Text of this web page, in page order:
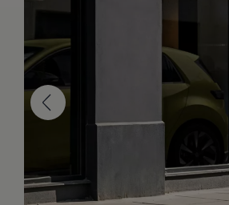
de neumáticos UE - Volkswagen
de mantenimiento
Volkswagen
y certificados de conformidad
sobre el apagón de redes 2G-3G en
reconstruidos
y pintura
vehículos eléctricos